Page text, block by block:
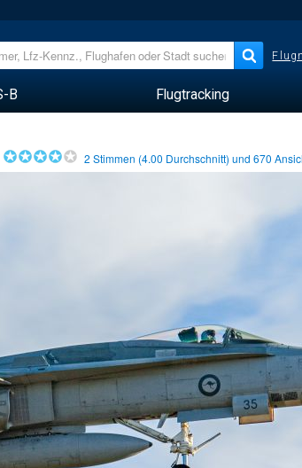
B Flugtracking
2 Stimmen (4.00 Durchschnitt) und670